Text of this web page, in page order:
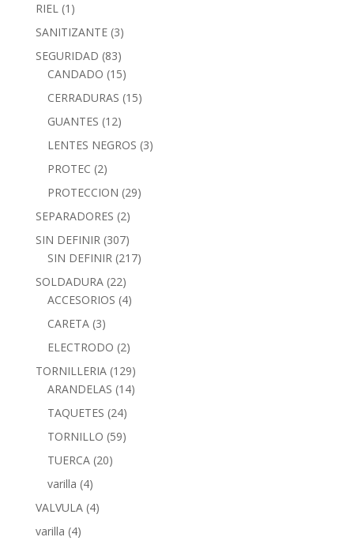
RIEL (1)
SANITIZANTE (3)
SEGURIDAD (83)
CANDADO (15)
CERRADURAS (15)
GUANTES (12)
LENTES NEGROS (3)
PROTEC (2)
PROTECCION (29)
SEPARADORES (2)
SIN DEFINIR (307)
SIN DEFINIR (217)
SOLDADURA (22)
ACCESORIOS (4)
CARETA (3)
ELECTRODO (2)
TORNILLERIA (129)
ARANDELAS (14)
TAQUETES (24)
TORNILLO (59)
TUERCA (20)
varilla (4)
VALVULA (4)
varilla (4)